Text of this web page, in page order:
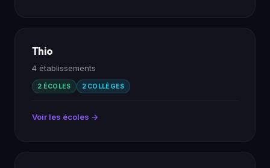
Thio
4 établissements
2 ÉCOLES 2 COLLÈGES
Voir les écoles →